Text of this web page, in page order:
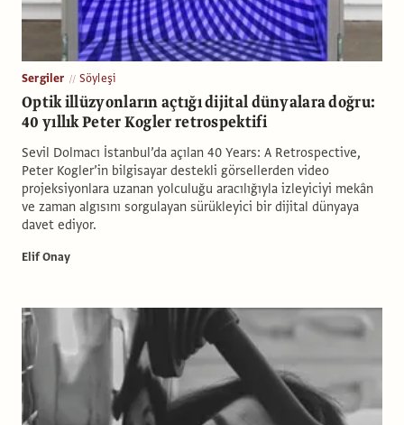
Sergiler Söyleşi
Optik illüzyonların açtığı dijital dünyalara doğru:
40 yıllık Peter Kogler retrospektifi
Sevil Dolmacı İstanbul’da açılan 40 Years: A Retrospective,
Peter Kogler’in bilgisayar destekli görsellerden video
projeksiyonlara uzanan yolculuğu aracılığıyla izleyiciyi mekân
ve zaman algısını sorgulayan sürükleyici bir dijital dünyaya
davet ediyor.
Elif Onay